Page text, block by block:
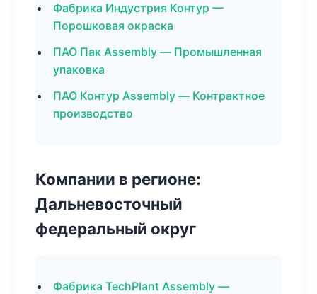
Фабрика Индустрия Контур —
Порошковая окраска
ПАО Пак Assembly — Промышленная
упаковка
ПАО Контур Assembly — Контрактное
производство
Компании в регионе:
Дальневосточный
федеральный округ
Фабрика TechPlant Assembly —